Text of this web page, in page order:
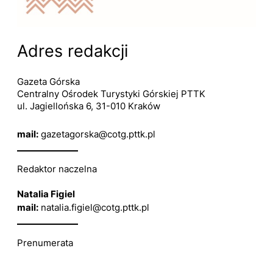
Adres redakcji
Gazeta Górska
Centralny Ośrodek Turystyki Górskiej PTTK
ul. Jagiellońska 6, 31-010 Kraków
mail: gazetagorska@cotg.pttk.pl
Redaktor naczelna
Natalia Figiel
mail: natalia.figiel@cotg.pttk.pl
Prenumerata